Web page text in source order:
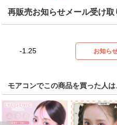
再販売お知らせメール受け取
-1.25 お知ら
モアコンでこの商品を買った人